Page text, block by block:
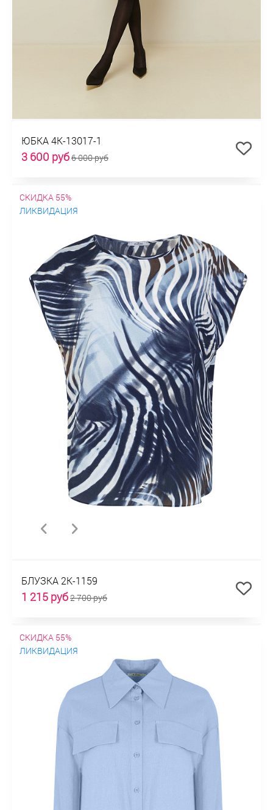
ЮБКА 4К-13017-1
3 600 руб6 000 руб
СКИДКА 55%
ЛИКВИДАЦИЯ
БЛУЗКА 2К-1159
1 215 руб2 700 руб
СКИДКА 55%
ЛИКВИДАЦИЯ